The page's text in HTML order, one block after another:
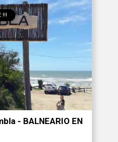
!!!
- BALNEARIO EN